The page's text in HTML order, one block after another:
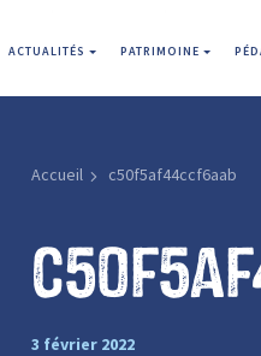
ACTUALITÉS PATRIMOINE
Accueil c50f5af44ccf6aab
3 février 2022